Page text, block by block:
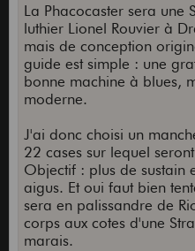
La Phacocaster sera une
luthier Lionel Rouvier à
mais de conception
guide est simple : une
bonne machine à blues,
moderne.
J'ai donc choisi un
22 cases sur lequel
Objectif : plus de sustain
aigus. Et oui faut bien
sera en palissandre de
corps aux cotes d'une
marais.